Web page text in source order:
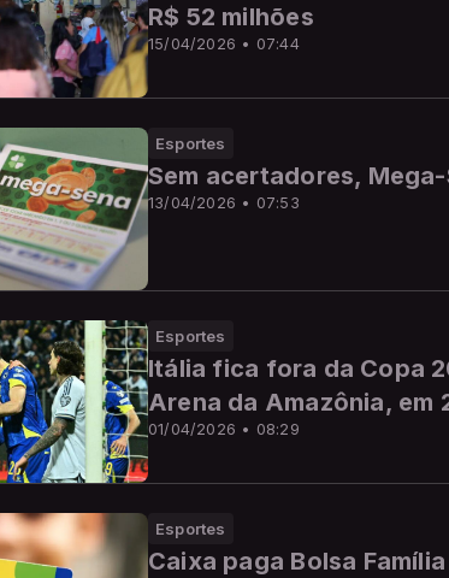
15/04/2026 • 07:44
R$ 52 milhões
Esportes
13/04/2026 • 07:53
Sem acertadores,
Esportes
01/04/2026 • 08:29
Itália fica fora da Copa
Arena da Amazônia, em
Esportes
Caixa paga Bolsa